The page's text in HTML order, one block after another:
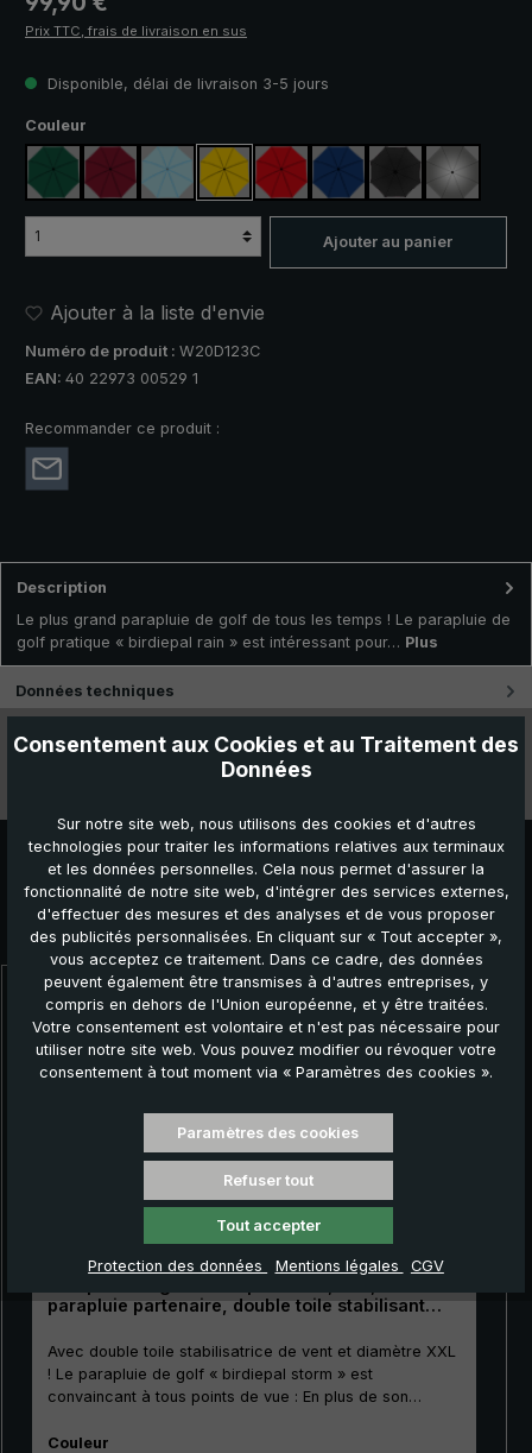
Prix TTC, frais de livraison en sus
Disponible, délai de livraison 3-5 jours
Sélectionnez
Couleur
vert foncérouge vin bleu clairjaune rouge bleu royalnoir argent,
Ajouter au panier
Ajouter à la liste d'envie
Numéro de produit : W20D123C
EAN: 40 22973 00529 1
Recommander ce produit :
Description
Le plus grand parapluie de golf de tous les temps ! Le parapluie de
golf pratique « birdiepal rain » est intéressant pour… Plus
Données techniques
Caractéristiques
Ignorer la galerie de produits
Autres produits que vous pourriez aimer :
Topseller
parapluie partenaire, double toile stabilisant
Avec double toile stabilisatrice de vent et diamètre XXL
! Le parapluie de golf « birdiepal storm » est
convaincant à tous points de vue : En plus de son
démarque surtout par sa toile stabilisatrice de vent.
Sélectionnez
Couleur
Consentement aux Cookies et au Traitement des
Données
Sur notre site web, nous utilisons des cookies et d'autres
technologies pour traiter les informations relatives aux terminaux
et les données personnelles. Cela nous permet d'assurer la
fonctionnalité de notre site web, d'intégrer des services externes,
d'effectuer des mesures et des analyses et de vous proposer
des publicités personnalisées. En cliquant sur « Tout accepter »,
vous acceptez ce traitement. Dans ce cadre, des données
peuvent également être transmises à d'autres entreprises, y
compris en dehors de l'Union européenne, et y être traitées.
Votre consentement est volontaire et n'est pas nécessaire pour
utiliser notre site web. Vous pouvez modifier ou révoquer votre
consentement à tout moment via « Paramètres des cookies ».
Paramètres des cookies
Refuser tout
Tout accepter
Protection des données Mentions légales CGV